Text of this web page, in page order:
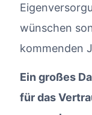
wünschen
kommenden
Ein großes
für das